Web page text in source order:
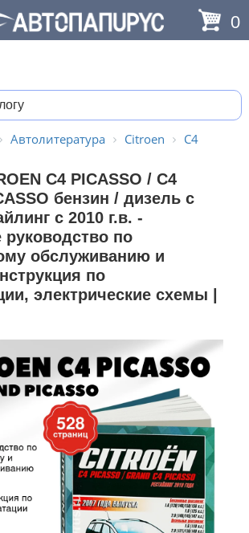
0
Автолитература Citroen C4
C4 PICASSO / C4
бензин / дизель с
с 2010 г.в. -
руководство по
обслуживанию и
по
электрические схемы |